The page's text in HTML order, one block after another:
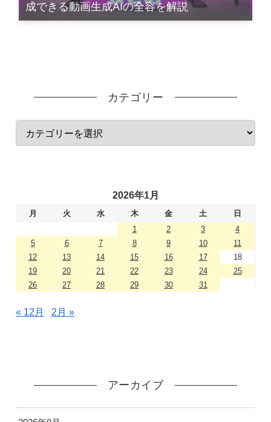
成できる動画生成AIの全容を解説
カテゴリー
2026年1月
月 火 水 木 金 土
日
1
2 3
4
5
6 7 8 9 10
11
12
13 14 15 16 17
18
19
20 21 22 23 24
25
26
27 28 29 30 31
« 12月 2月 »
アーカイブ